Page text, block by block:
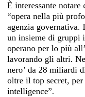
È interessante
“opera nella più
agenzia governativa.
un insieme di gruppi
operano per lo più
lavorando gli altri.
nero’ da 28 miliardi
oltre il top secret,
intelligence”.